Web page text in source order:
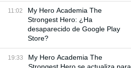
11:02
My Hero Academia The
Strongest Hero: ¿Ha
desaparecido de Google Play
Store?
19:33
My Hero Academia The